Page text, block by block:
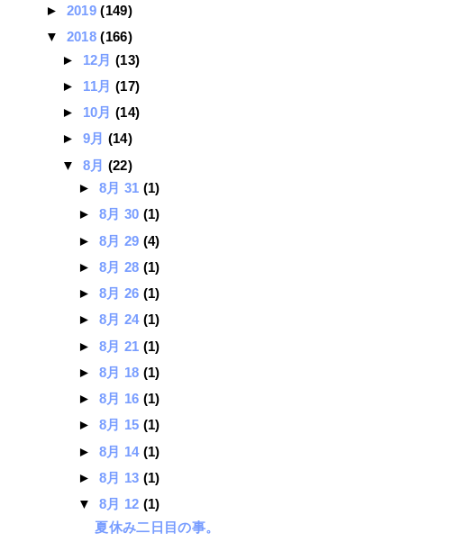
► 2019(149)
▼ 2018(166)
► 12月(13)
► 11月(17)
► 10月(14)
► 9月 (14)
▼ 8月 (22)
► 8月 31 (1)
► 8月 30 (1)
► 8月 29 (4)
► 8月 28 (1)
► 8月 26 (1)
► 8月 24 (1)
► 8月 21 (1)
► 8月 18 (1)
► 8月 16 (1)
► 8月 15 (1)
► 8月 14 (1)
► 8月 13 (1)
▼ 8月 12 (1)
夏休み二日目の事。